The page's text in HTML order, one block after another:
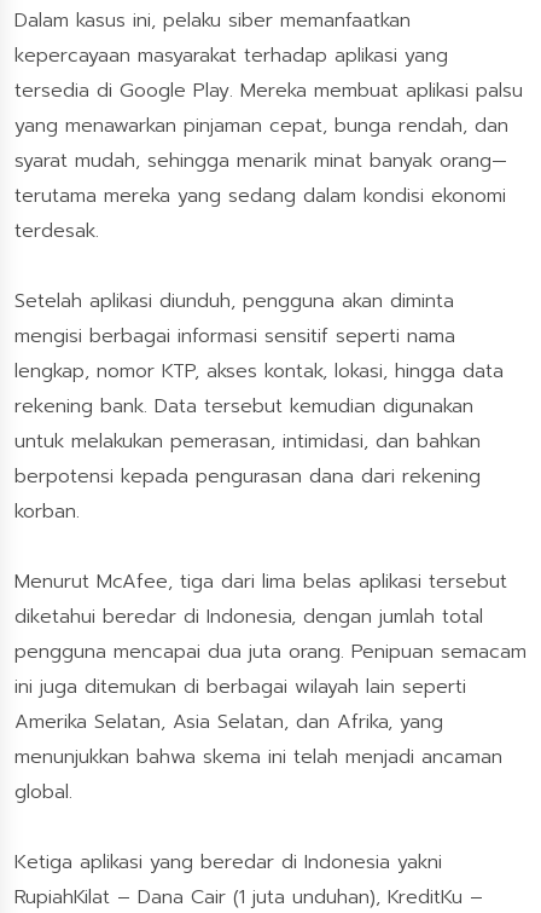
Dalam kasus ini, pelaku siber memanfaatkan
kepercayaan masyarakat terhadap aplikasi yang
tersedia di Google Play. Mereka membuat aplikasi palsu
yang menawarkan pinjaman cepat, bunga rendah, dan
syarat mudah, sehingga menarik minat banyak orang—
terutama mereka yang sedang dalam kondisi ekonomi
terdesak.
Setelah aplikasi diunduh, pengguna akan diminta
mengisi berbagai informasi sensitif seperti nama
lengkap, nomor KTP, akses kontak, lokasi, hingga data
rekening bank. Data tersebut kemudian digunakan
untuk melakukan pemerasan, intimidasi, dan bahkan
berpotensi kepada pengurasan dana dari rekening
korban.
Menurut McAfee, tiga dari lima belas aplikasi tersebut
diketahui beredar di Indonesia, dengan jumlah total
pengguna mencapai dua juta orang. Penipuan semacam
ini juga ditemukan di berbagai wilayah lain seperti
Amerika Selatan, Asia Selatan, dan Afrika, yang
menunjukkan bahwa skema ini telah menjadi ancaman
global.
Ketiga aplikasi yang beredar di Indonesia yakni
RupiahKilat – Dana Cair (1 juta unduhan), KreditKu –